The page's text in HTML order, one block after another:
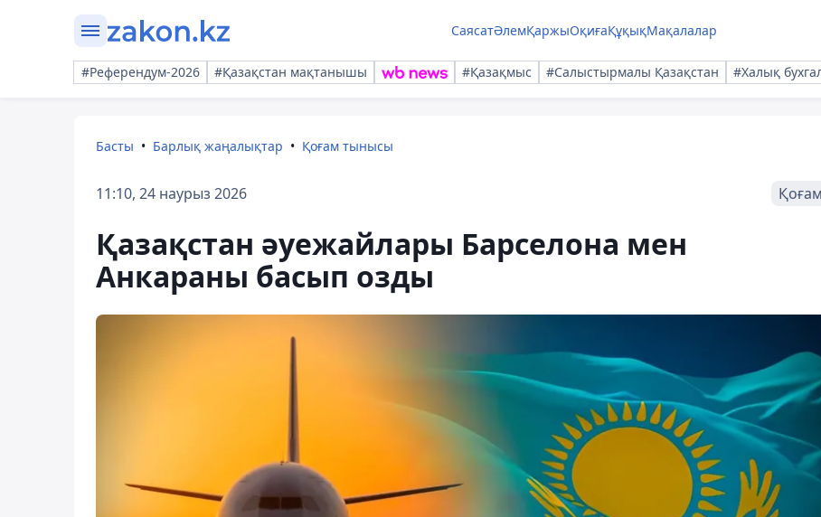
СаясатӘлемҚаржыОқиғаҚұқықМақалалар
#Референдум-2026 #Қазақстан мақтанышы #Қазақмыс #Салыстырмалы Қазақстан #Халық
Басты Барлық жаңалықтар Қоғам тынысы
11:10, 24 наурыз 2026 Қоғам
Қазақстан әуежайлары Барселона мен
Анкараны басып озды